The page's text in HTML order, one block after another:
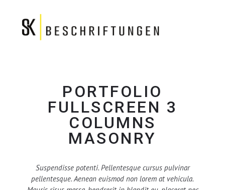
PORTFOLIO
FULLSCREEN 3
COLUMNS
MASONRY
Suspendisse potenti. Pellentesque cursus pulvinar
pellentesque. Aenean euismod non lorem at vehicula.